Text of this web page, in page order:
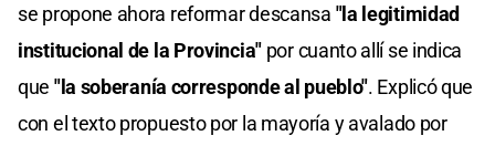
se propone ahora reformar descansa "la legitimidad
institucional de la Provincia" por cuanto allí se indica
que "la soberanía corresponde al pueblo". Explicó que
con el texto propuesto por la mayoría y avalado por